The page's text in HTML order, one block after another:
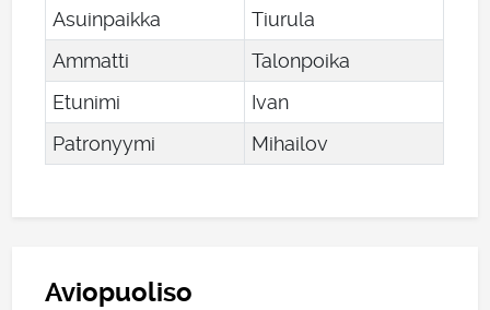
Asuinpaikka
Tiurula
Ammatti
Talonpoika
Etunimi
Ivan
Patronyymi
Mihailov
Aviopuoliso